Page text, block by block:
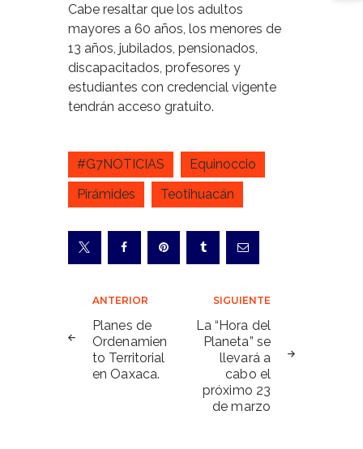
Cabe resaltar que los adultos
mayores a 60 años, los menores de
13 años, jubilados, pensionados,
discapacitados, profesores y
estudiantes con credencial vigente
tendrán acceso gratuito.
#G7NOTICIAS
Equinoccio
Pirámides
Teotihuacán
Navegación
de
entradas
ANTERIOR
Planes de
Ordenamien
to Territorial
en Oaxaca.
SIGUIENTE
La “Hora del
Planeta” se
llevará a
cabo el
próximo 23
de marzo